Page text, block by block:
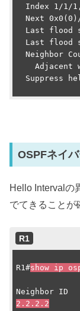
Index 1/1/
Next
Last flood
Last flood
Neighbor
Adjacent
Suppress
OSPFネイ
Hello Intervalの
でてきることが
R1
R1#show ip
2.2.2.2